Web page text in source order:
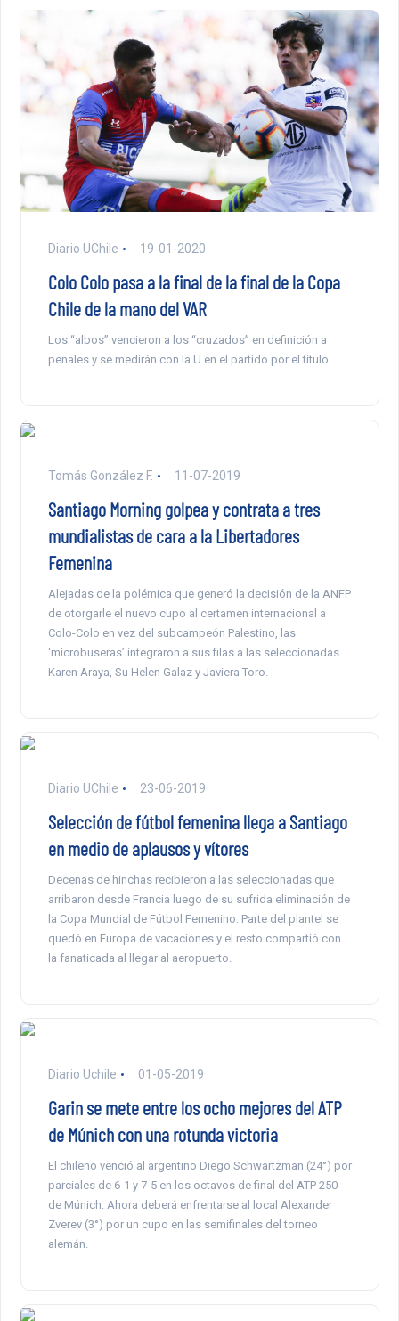
Diario UChile 19-01-2020
Colo Colo pasa a la final de la final de la Copa
Chile de la mano del VAR
Los “albos” vencieron a los “cruzados” en definición a
penales y se medirán con la U en el partido por el título.
Tomás González F. 11-07-2019
Santiago Morning golpea y contrata a tres
mundialistas de cara a la Libertadores
Femenina
Alejadas de la polémica que generó la decisión de la ANFP
de otorgarle el nuevo cupo al certamen internacional a
Colo-Colo en vez del subcampeón Palestino, las
‘microbuseras’ integraron a sus filas a las seleccionadas
Karen Araya, Su Helen Galaz y Javiera Toro.
Diario UChile 23-06-2019
Selección de fútbol femenina llega a Santiago
en medio de aplausos y vítores
Decenas de hinchas recibieron a las seleccionadas que
arribaron desde Francia luego de su sufrida eliminación de
la Copa Mundial de Fútbol Femenino. Parte del plantel se
quedó en Europa de vacaciones y el resto compartió con
la fanaticada al llegar al aeropuerto.
Diario Uchile 01-05-2019
Garin se mete entre los ocho mejores del ATP
de Múnich con una rotunda victoria
El chileno venció al argentino Diego Schwartzman (24°) por
parciales de 6-1 y 7-5 en los octavos de final del ATP 250
de Múnich. Ahora deberá enfrentarse al local Alexander
Zverev (3°) por un cupo en las semifinales del torneo
alemán.